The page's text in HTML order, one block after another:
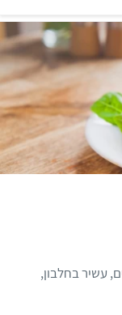
מורכבים
מ-100% סויה ללא תוספים,
מכילים 50% חלבון למוצר
בסיס מזין
רבות. הם
כשניצלים, נגאטס,
חמוץ מתוק,
שווארמה, סטייק,
עשיר בחלבון,